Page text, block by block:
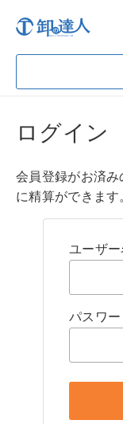
ログイン
会員登録がお済
に精算ができます。
ユーザー
パスワー